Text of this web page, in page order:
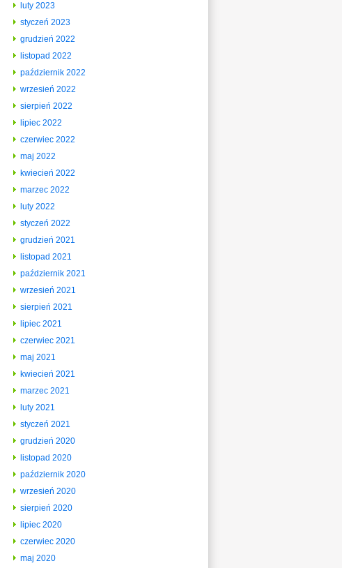
luty 2023
styczeń 2023
grudzień 2022
listopad 2022
październik 2022
wrzesień 2022
sierpień 2022
lipiec 2022
czerwiec 2022
maj 2022
kwiecień 2022
marzec 2022
luty 2022
styczeń 2022
grudzień 2021
listopad 2021
październik 2021
wrzesień 2021
sierpień 2021
lipiec 2021
czerwiec 2021
maj 2021
kwiecień 2021
marzec 2021
luty 2021
styczeń 2021
grudzień 2020
listopad 2020
październik 2020
wrzesień 2020
sierpień 2020
lipiec 2020
czerwiec 2020
maj 2020